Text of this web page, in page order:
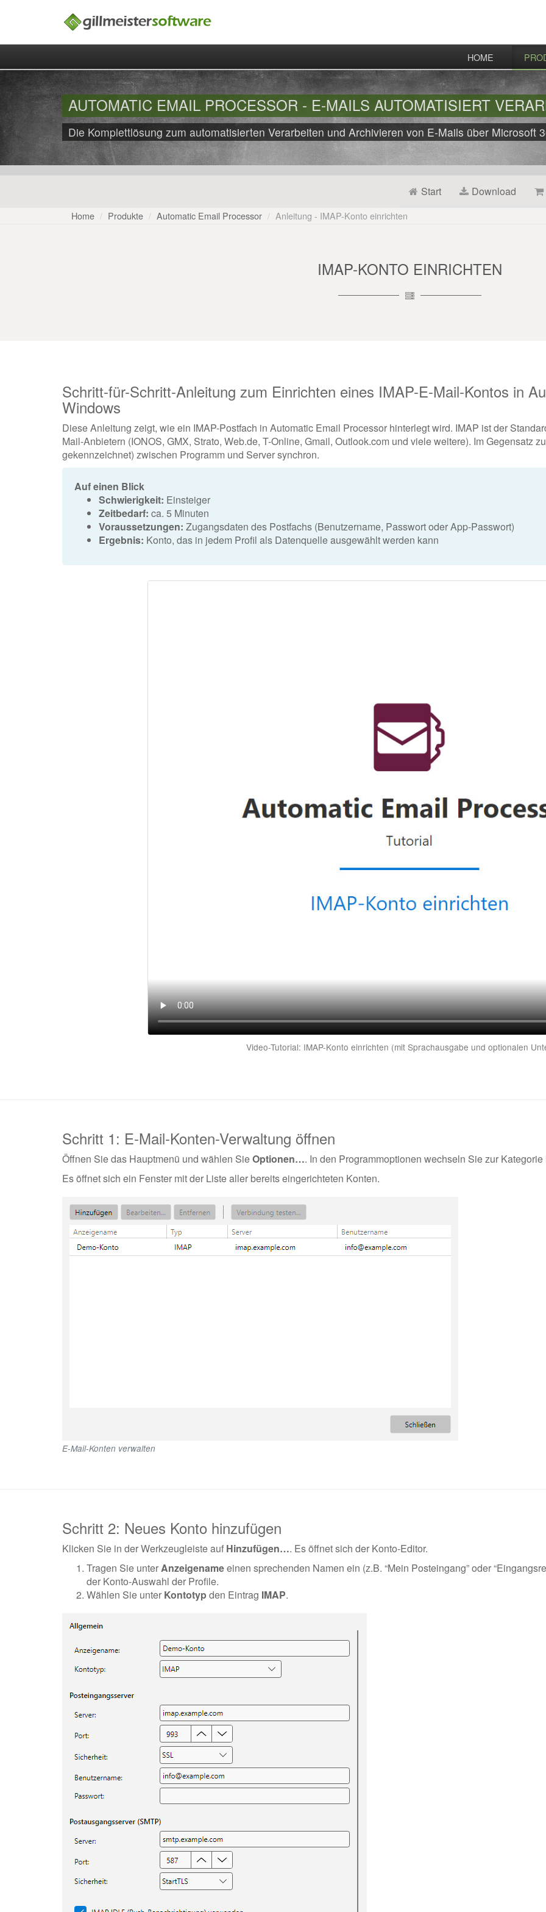
HOME
AUTOMATIC EMAIL PROCESSOR - E-MAILS AUTOMATISIERT
Die Komplettlösung zum automatisierten Verarbeiten und Archivieren von E-Mails über Microsoft
Start Download
Home Produkte Automatic Email Processor Anleitung - IMAP-Konto einrichten
IMAP-KONTO EINRICHTEN
Schritt-für-Schritt-Anleitung zum Einrichten eines IMAP-E-Mail-Kontos in
Windows
Diese Anleitung zeigt, wie ein IMAP-Postfach in Automatic Email Processor hinterlegt wird. IMAP ist der
Mail-Anbietern (IONOS, GMX, Strato, Web.de, T-Online, Gmail, Outlook.com und viele weitere). Im Gegensatz
gekennzeichnet) zwischen Programm und Server synchron.
Auf einen Blick
Schwierigkeit: Einsteiger
Zeitbedarf: ca. 5 Minuten
Voraussetzungen: Zugangsdaten des Postfachs (Benutzername, Passwort oder App-Passwort)
Ergebnis: Konto, das in jedem Profil als Datenquelle ausgewählt werden kann
Video-Tutorial: IMAP-Konto einrichten (mit Sprachausgabe und optionalen
Schritt 1: E-Mail-Konten-Verwaltung öffnen
Öffnen Sie das Hauptmenü und wählen SieOptionen…. In den Programmoptionen wechseln Sie zur Kategorie
Es öffnet sich ein Fenster mit der Liste aller bereits eingerichteten Konten.
E-Mail-Konten verwalten
Schritt 2: Neues Konto hinzufügen
Klicken Sie in der Werkzeugleiste auf Hinzufügen…. Es öffnet sich der Konto-Editor.
Tragen Sie unterAnzeigenameeinen sprechenden Namen ein (z.B. “Mein Posteingang” oder
der Konto-Auswahl der Profile.
Wählen Sie unter Kontotyp den Eintrag IMAP.